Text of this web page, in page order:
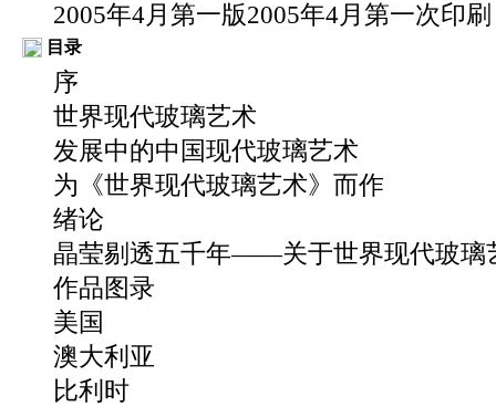
2005年4月第一版2005年4月第一次印刷
目录
序
世界现代玻璃艺术
发展中的中国现代玻璃艺术
为《世界现代玻璃艺术》而作
绪论
晶莹剔透五千年——关于世界现代玻璃
作品图录
美国
澳大利亚
比利时